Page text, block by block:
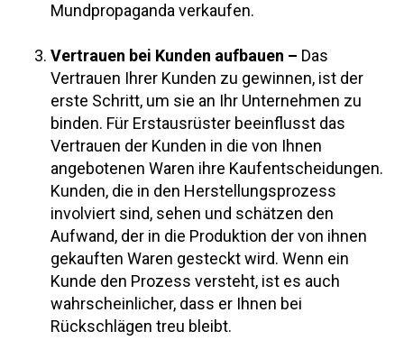
Mundpropaganda verkaufen.
Vertrauen bei Kunden aufbauen – Das
Vertrauen Ihrer Kunden zu gewinnen, ist der
erste Schritt, um sie an Ihr Unternehmen zu
binden. Für Erstausrüster beeinflusst das
Vertrauen der Kunden in die von Ihnen
angebotenen Waren ihre Kaufentscheidungen.
Kunden, die in den Herstellungsprozess
involviert sind, sehen und schätzen den
Aufwand, der in die Produktion der von ihnen
gekauften Waren gesteckt wird. Wenn ein
Kunde den Prozess versteht, ist es auch
wahrscheinlicher, dass er Ihnen bei
Rückschlägen treu bleibt.